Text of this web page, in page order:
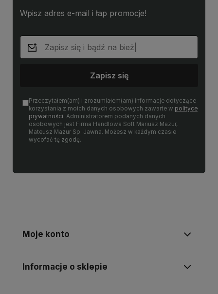
Wpisz adres e-mail i łap promocje!
Zapisz się
Przeczytałem(am) i zrozumiałem(am) informacje dotyczące
korzystania z moich danych osobowych zawarte w polityce
prywatności. Administratorem podanych danych
osobowych jest Firma Handlowa Soft Mariusz Mazur,
Mateusz Mazur Sp. Jawna. Możesz w każdym czasie
wycofać tę zgodę.
Moje konto
Informacje o sklepie